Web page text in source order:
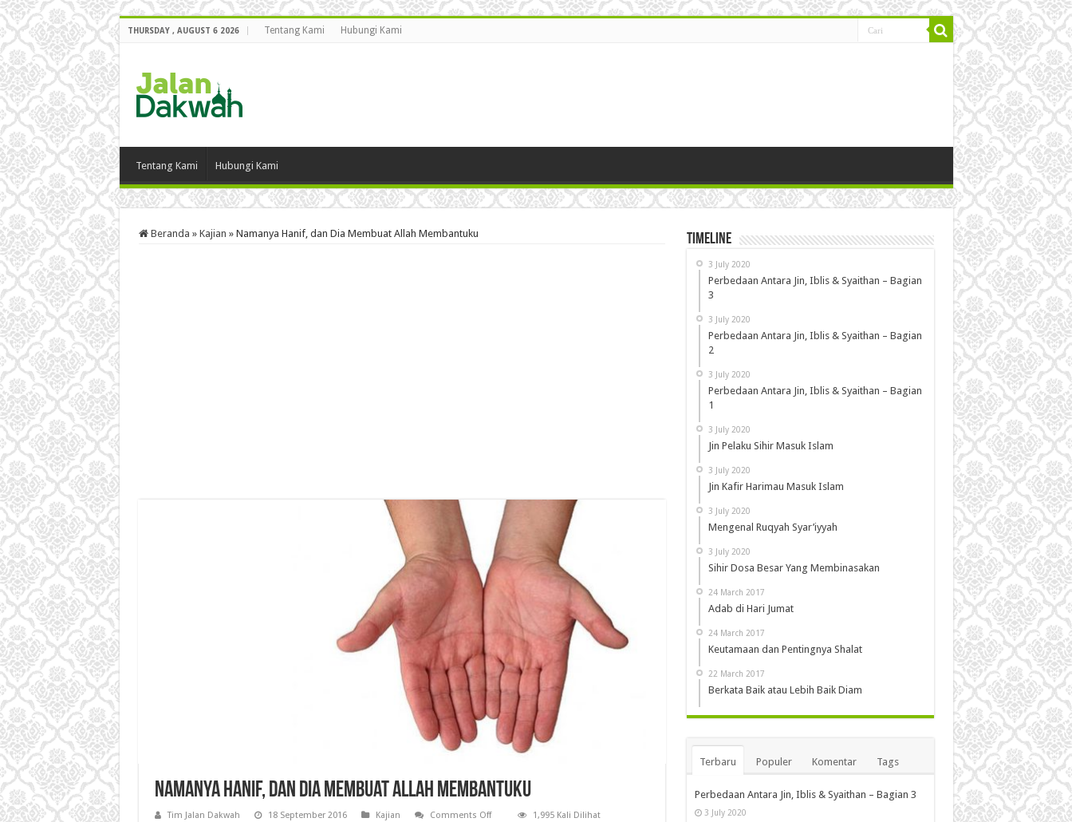
THURSDAY , AUGUST 6 2026 Tentang Kami Hubungi Kami
Tentang Kami Hubungi Kami
Beranda » Kajian » Namanya Hanif, dan Dia Membuat Allah Membantuku
Namanya Hanif, dan Dia Membuat Allah Membantuku
Tim Jalan Dakwah 18 September 2016 Kajian Comments Offon
1,995 Kali Dilihat
Timeline
3 July 2020
Perbedaan Antara Jin, Iblis & Syaithan – Bagian
3
3 July 2020
Perbedaan Antara Jin, Iblis & Syaithan – Bagian
2
3 July 2020
Perbedaan Antara Jin, Iblis & Syaithan – Bagian
1
3 July 2020
Jin Pelaku Sihir Masuk Islam
3 July 2020
Jin Kafir Harimau Masuk Islam
3 July 2020
Mengenal Ruqyah Syar’iyyah
3 July 2020
Sihir Dosa Besar Yang Membinasakan
24 March 2017
Adab di Hari Jumat
24 March 2017
Keutamaan dan Pentingnya Shalat
22 March 2017
Berkata Baik atau Lebih Baik Diam
Terbaru Populer Komentar Tags
Perbedaan Antara Jin, Iblis & Syaithan – Bagian 3
3 July 2020